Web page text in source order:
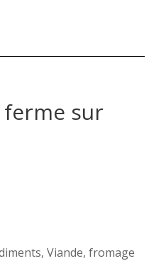
ferme sur
Viande, fromage